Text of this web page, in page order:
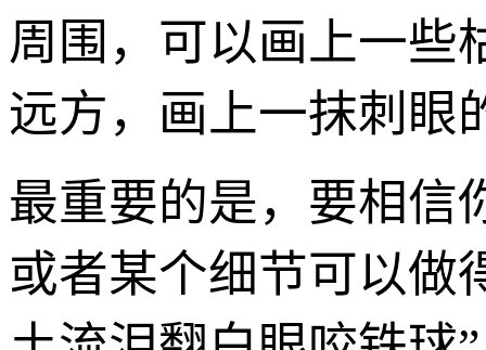
周围，可以画上一些
远方，画上一抹刺眼
最重要的是，要相信
或者某个细节可以做